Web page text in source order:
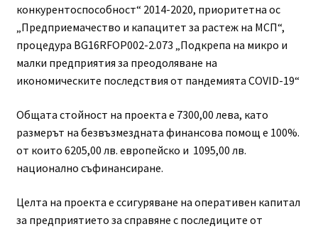
конкурентоспособност“ 2014-2020, приоритетна ос
„Предприемачество и капацитет за растеж на МСП“,
процедура BG16RFOP002-2.073 „Подкрепа на микро и
малки предприятия за преодоляване на
икономическите последствия от пандемията COVID-19“
Общата стойност на проекта е 7300,00 лева, като
размерът на безвъзмездната финансова помощ е 100%.
от които 6205,00 лв. европейско и 1095,00 лв.
национално съфинансиране.
Целта на проекта е ссигуряване на оперативен капитал
за предприятиeто за справяне с последиците от